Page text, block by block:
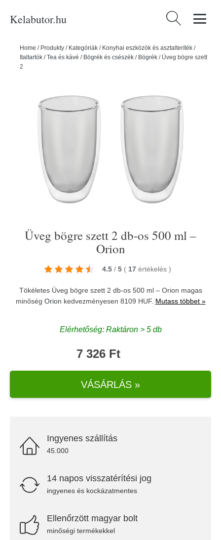
Kelabutor.hu Keresés:
Home / Produkty / Kategóriák / Konyhai eszközök és asztalteríték /
Italtartók /Tea és kávé / Bögrék és csészék / Bögrék / Üveg bögre szett
2 db-os 500 ml – Orion
Üveg bögre szett 2 db-os 500 ml –
Orion
4.5 / 5 ( 17 értékelés )
Tökéletes Üveg bögre szett 2 db-os 500 ml – Orion magas
minőség Orion kedvezményesen 8109 HUF. Mutass többet »
Elérhetőség: Raktáron > 5 db
7 326 Ft
VÁSÁRLÁS »
Ingyenes szállítás
45.000
14 napos visszatérítési jog
ingyenes és kockázatmentes
Ellenőrzött magyar bolt
minőségi termékekkel